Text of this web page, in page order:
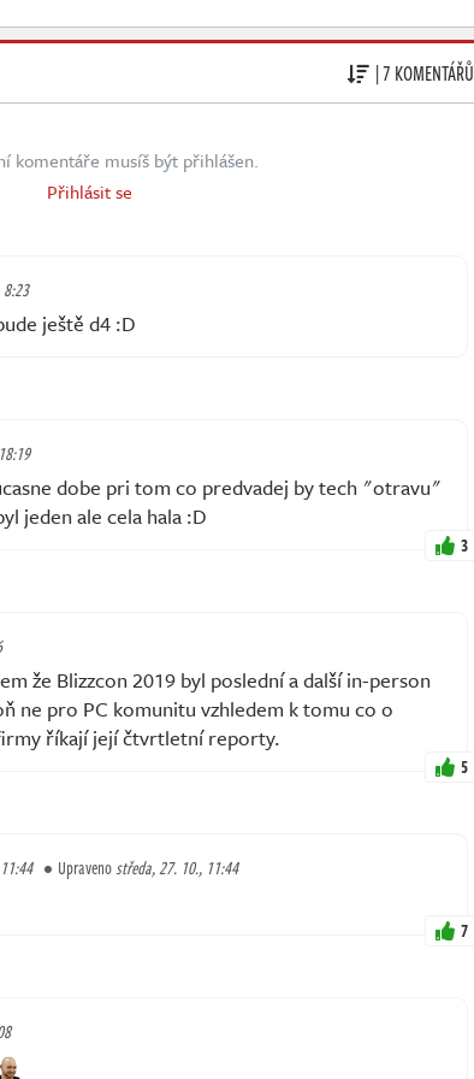
| 7 KOMENTÁŘŮ
komentáře musíš být přihlášen.
Přihlásit se
ještě d4 :D
dobe pri tom co predvadej by tech "otravu"
jeden ale cela hala :D
3
že Blizzcon 2019 byl poslední a další in-person
ne pro PC komunitu vzhledem k tomu co o
říkají její čtvrtletní reporty.
5
Upravenostředa, 27. 10., 11:44
7